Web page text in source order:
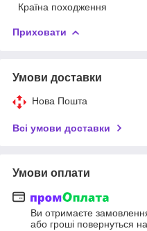
Країна походження
Приховати
Умови доставки
Нова Пошта
Всі умови доставки
Умови оплати
Ви отримаєте
або гроші повернуться